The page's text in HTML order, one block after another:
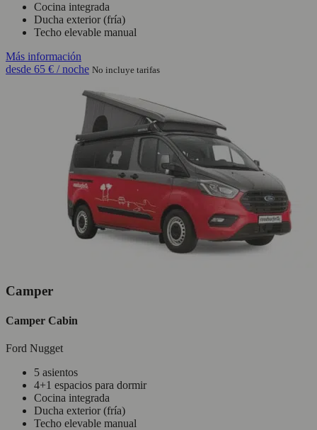
Cocina integrada
Ducha exterior (fría)
Techo elevable manual
Más información
desde 65 € / noche No incluye tarifas
Camper
Camper Cabin
Ford Nugget
5 asientos
4+1 espacios para dormir
Cocina integrada
Ducha exterior (fría)
Techo elevable manual